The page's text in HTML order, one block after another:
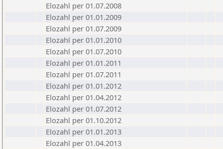
Elozahl per 01.07.2008
Elozahl per 01.01.2009
Elozahl per 01.07.2009
Elozahl per 01.01.2010
Elozahl per 01.07.2010
Elozahl per 01.01.2011
Elozahl per 01.07.2011
Elozahl per 01.01.2012
Elozahl per 01.04.2012
Elozahl per 01.07.2012
Elozahl per 01.10.2012
Elozahl per 01.01.2013
Elozahl per 01.04.2013